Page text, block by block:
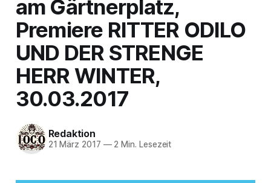
am Gärtnerplatz,
Premiere RITTER ODILO
UND DER STRENGE
HERR WINTER,
30.03.2017
Redaktion
21 März 2017 —2 Min. Lesezeit